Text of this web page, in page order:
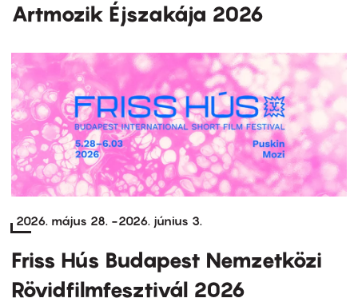
Artmozik Éjszakája 2026
2026. május 28. -2026. június 3.
Friss Hús Budapest Nemzetközi
Rövidfilmfesztivál 2026